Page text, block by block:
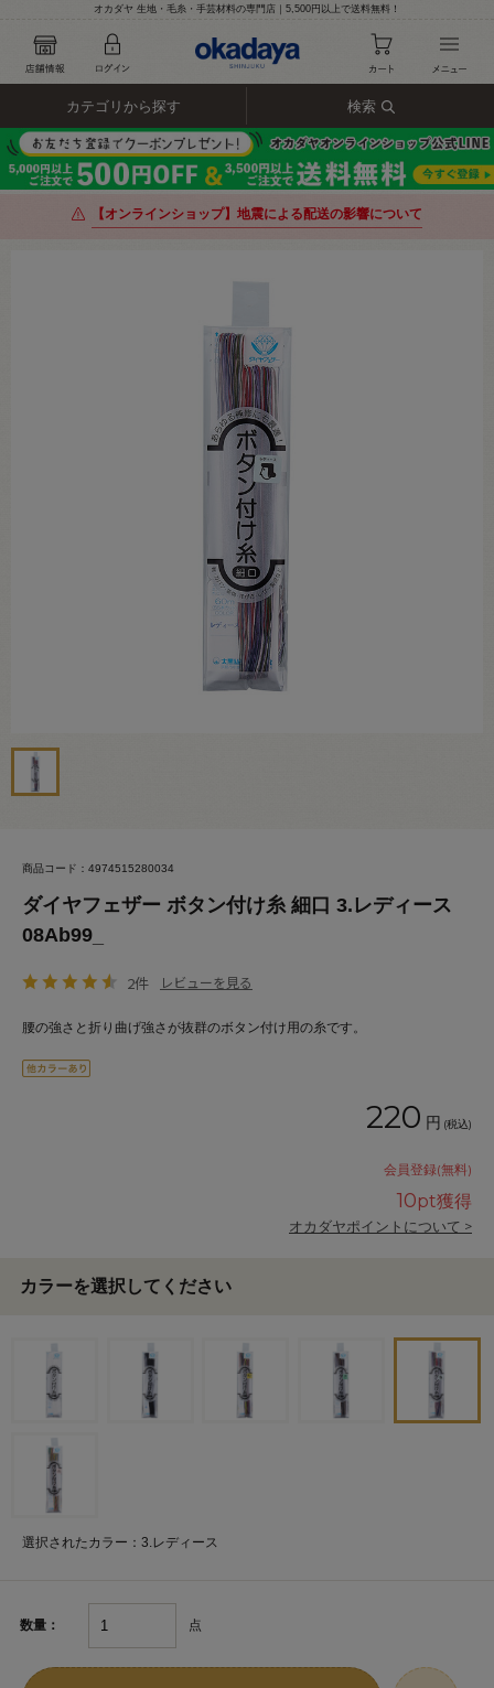
オカダヤ 生地・毛糸・手芸材料の専門店｜5,500円以上で送料無料！
カテゴリから探す 検索
【オンラインショップ】地震による配送の影響について
商品コード：4974515280034
ダイヤフェザー ボタン付け糸 細口 3.レディース
08Ab99_
2件 レビューを見る
腰の強さと折り曲げ強さが抜群のボタン付け用の糸です。
220 円 (税込)
会員登録(無料)
10pt獲得
オカダヤポイントについて >
カラーを選択してください
選択されたカラー：3.レディース
数量： 点